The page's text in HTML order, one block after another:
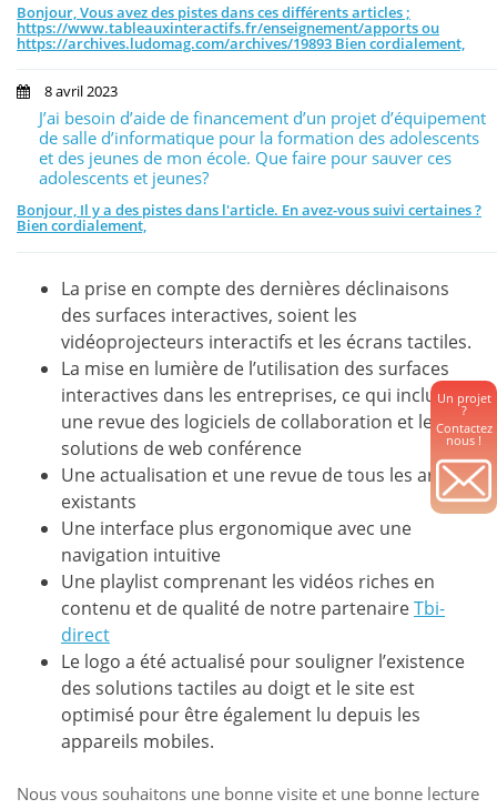
Un projet
?
Contactez
nous !
Bonjour, Vous avez des pistes dans ces différents articles ;
https://www.tableauxinteractifs.fr/enseignement/apports ou
https://archives.ludomag.com/archives/19893 Bien cordialement,
8 avril 2023
J’ai besoin d’aide de financement d’un projet d’équipement
de salle d’informatique pour la formation des adolescents
et des jeunes de mon école. Que faire pour sauver ces
adolescents et jeunes?
Bonjour, Il y a des pistes dans l'article. En avez-vous suivi certaines ?
Bien cordialement,
‎L’équipe éditoriale de Tableauxinteractifs.fr vous dévoile la
nouvelle mouture de son site internet, mise en ligne en ce
début Juillet 2015 !
La prise en compte des dernières déclinaisons
des surfaces interactives, soient les
vidéoprojecteurs interactifs et les écrans tactiles.
La mise en lumière de l’utilisation des surfaces
interactives dans les entreprises, ce qui inclus
une revue des logiciels de collaboration et les
solutions de web conférence
Une actualisation et une revue de tous les articles
existants
Une interface plus ergonomique avec une
navigation intuitive
Une playlist comprenant les vidéos riches en
contenu et de qualité de notre partenaireTbi-
direct
Le logo a été actualisé pour souligner l’existence
des solutions tactiles au doigt et le site est
optimisé pour être également lu depuis les
appareils mobiles.
Nous vous souhaitons une bonne visite et une bonne lecture